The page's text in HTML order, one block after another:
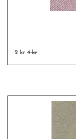
2 kr 4 kr